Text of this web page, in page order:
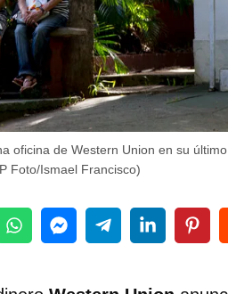
oficina de Western Union en su
Foto/Ismael Francisco)